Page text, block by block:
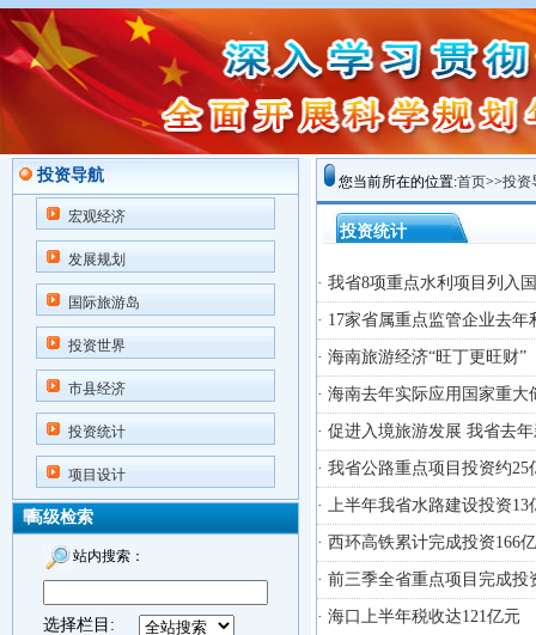
投资导航
宏观经济
发展规划
国际旅游岛
投资世界
市县经济
投资统计
项目设计
高级检索
站内搜索：
选择栏目:
您当前所在的位置:首页>>投资
投资统计
· 我省8项重点水利项目列入
· 17家省属重点监管企业去年
· 海南旅游经济“旺丁更旺财”
· 海南去年实际应用国家重大
· 促进入境旅游发展 我省去
· 我省公路重点项目投资约25
· 上半年我省水路建设投资13
· 西环高铁累计完成投资166亿
· 前三季全省重点项目完成投
· 海口上半年税收达121亿元